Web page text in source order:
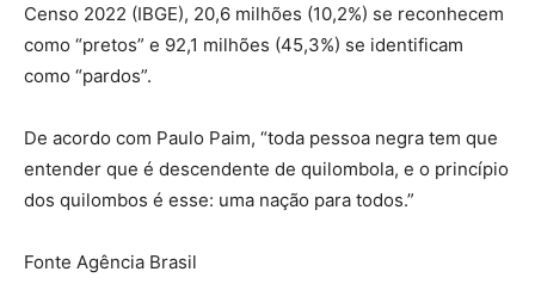
Censo 2022 (IBGE), 20,6 milhões (10,2%) se reconhecem
como “pretos” e 92,1 milhões (45,3%) se identificam
como “pardos”.
De acordo com Paulo Paim, “toda pessoa negra tem que
entender que é descendente de quilombola, e o princípio
dos quilombos é esse: uma nação para todos.”
Fonte Agência Brasil